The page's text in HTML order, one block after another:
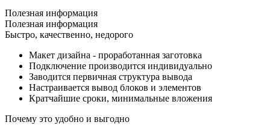
Полезная информация
Полезная информация
Быстро, качественно, недорого
Макет дизайна - проработанная заготовка
Подключение производится индивидуально
Заводится первичная структура вывода
Настраивается вывод блоков и элементов
Кратчайшие сроки, минимальные вложения
Почему это удобно и выгодно